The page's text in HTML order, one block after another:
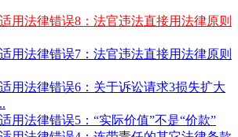
用法律错误8：法官违法直接用法律原则
用法律错误7：法官违法直接用法律原则
用法律错误6：关于诉讼请求3损失扩大
用法律错误5：“实际价值”不是“价款”